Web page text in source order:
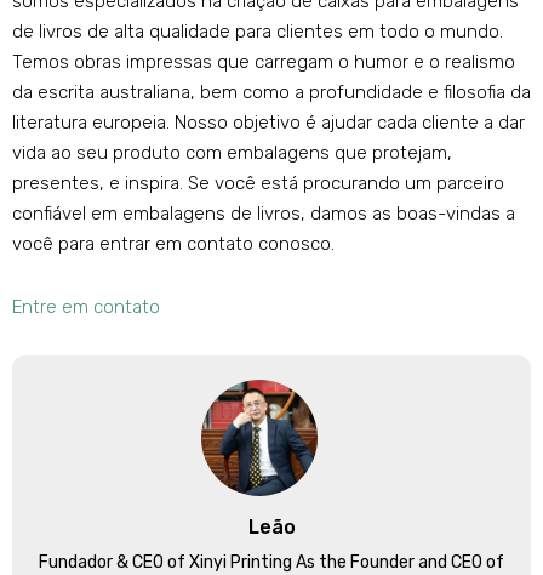
de livros de alta qualidade para clientes em todo o mundo.
Temos obras impressas que carregam o humor e o realismo
da escrita australiana, bem como a profundidade e filosofia da
literatura europeia. Nosso objetivo é ajudar cada cliente a dar
vida ao seu produto com embalagens que protejam,
presentes, e inspira. Se você está procurando um parceiro
confiável em embalagens de livros, damos as boas-vindas a
você para entrar em contato conosco.
Entre em contato
Leão
Fundador &CEO of Xinyi Printing As the Founder and CEO of